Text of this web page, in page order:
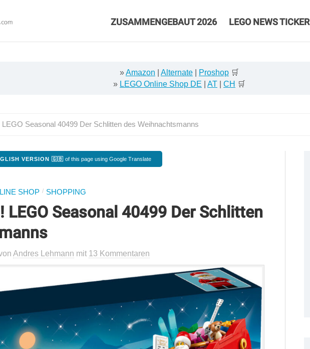
ZUSAMMENGEBAUT 2026 LEGO NEWS TICKER
»Amazon Alternate Proshop 🛒
» LEGO Online Shop DE AT CH 🛒
Seasonal 40499 Der Schlitten des Weihnachtsmanns
VERSION 🇬🇧 of this page using Google Translate
SHOP / SHOPPING
LEGO Seasonal 40499 Der Schlitten
Andres Lehmann mit 13 Kommentaren